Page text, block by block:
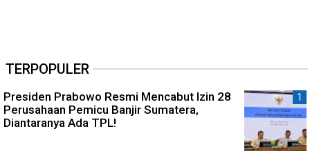
TERPOPULER
Presiden Prabowo Resmi Mencabut Izin 28
Perusahaan Pemicu Banjir Sumatera,
Diantaranya Ada TPL!